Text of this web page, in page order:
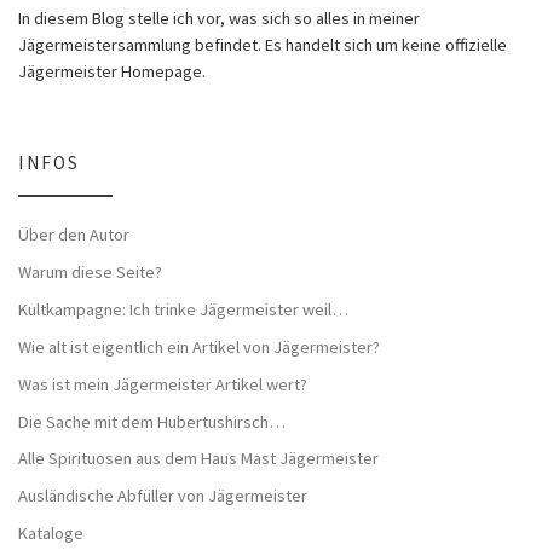
In diesem Blog stelle ich vor, was sich so alles in meiner
Jägermeistersammlung befindet. Es handelt sich um keine offizielle
Jägermeister Homepage.
INFOS
Über den Autor
Warum diese Seite?
Kultkampagne: Ich trinke Jägermeister weil…
Wie alt ist eigentlich ein Artikel von Jägermeister?
Was ist mein Jägermeister Artikel wert?
Die Sache mit dem Hubertushirsch…
Alle Spirituosen aus dem Haus Mast Jägermeister
Ausländische Abfüller von Jägermeister
Kataloge